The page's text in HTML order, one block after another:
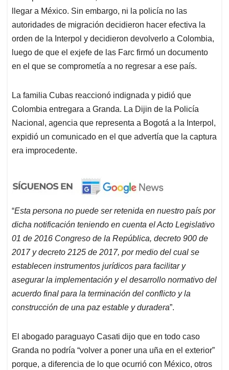
llegar a México. Sin embargo, ni la policía no las
autoridades de migración decidieron hacer efectiva la
orden de la Interpol y decidieron devolverlo a Colombia,
luego de que el exjefe de las Farc firmó un documento
en el que se comprometía a no regresar a ese país.
La familia Cubas reaccionó indignada y pidió que
Colombia entregara a Granda. La Dijin de la Policía
Nacional, agencia que representa a Bogotá a la Interpol,
expidió un comunicado en el que advertía que la captura
era improcedente.
“Esta persona no puede ser retenida en nuestro país por
dicha notificación teniendo en cuenta el Acto Legislativo
01 de 2016 Congreso de la República, decreto 900 de
2017 y decreto 2125 de 2017, por medio del cual se
establecen instrumentos jurídicos para facilitar y
asegurar la implementación y el desarrollo normativo del
acuerdo final para la terminación del conflicto y la
construcción de una paz estable y duradera”.
El abogado paraguayo Casati dijo que en todo caso
Granda no podría “volver a poner una uña en el exterior”
porque, a diferencia de lo que ocurrió con México, otros